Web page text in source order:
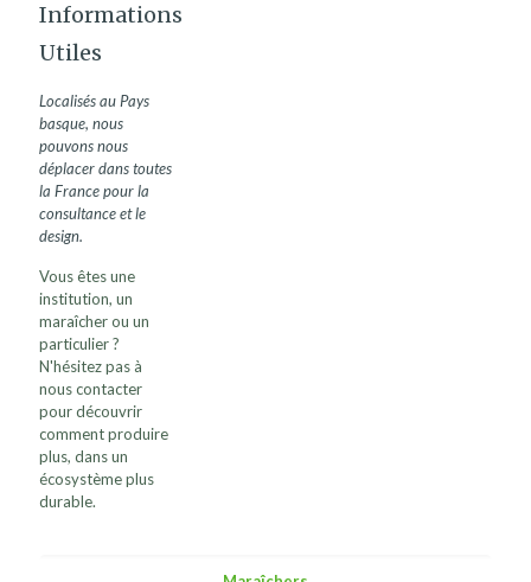
Informations
Utiles
Localisés au Pays
basque, nous
pouvons nous
déplacer dans toutes
la France pour la
consultance et le
design.
Vous êtes une
institution, un
maraîcher ou un
particulier ?
N'hésitez pas à
nous contacter
pour découvrir
comment produire
plus, dans un
écosystème plus
durable.